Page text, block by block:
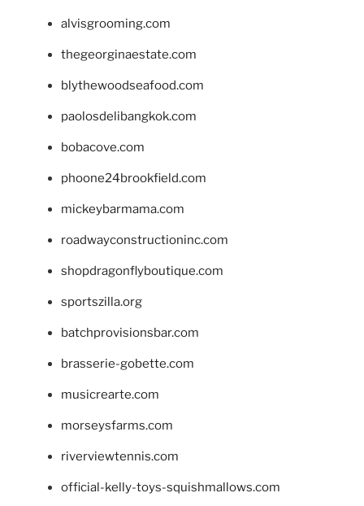
alvisgrooming.com
thegeorginaestate.com
blythewoodseafood.com
paolosdelibangkok.com
bobacove.com
phoone24brookfield.com
mickeybarmama.com
roadwayconstructioninc.com
shopdragonflyboutique.com
sportszilla.org
batchprovisionsbar.com
brasserie-gobette.com
musicrearte.com
morseysfarms.com
riverviewtennis.com
official-kelly-toys-squishmallows.com